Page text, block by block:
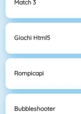
Match 3
Giochi Html5
Rompicapi
Bubbleshooter